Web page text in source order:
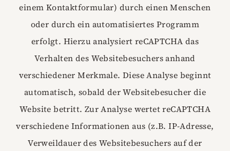
einem Kontaktformular) durch einen Menschen
oder durch ein automatisiertes Programm
erfolgt. Hierzu analysiert reCAPTCHA das
Verhalten des Websitebesuchers anhand
verschiedener Merkmale. Diese Analyse beginnt
automatisch, sobald der Websitebesucher die
Website betritt. Zur Analyse wertet reCAPTCHA
verschiedene Informationen aus (z.B. IP-Adresse,
Verweildauer des Websitebesuchers auf der